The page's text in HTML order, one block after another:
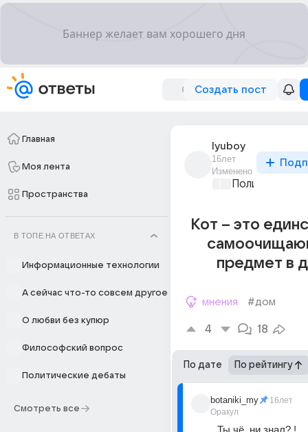
Создать пост
Главная
Моя лента
Пространства
В ТОПЕ НА ОТВЕТАХ
Информационные технологии
А сейчас что-то совсем другое
О любви без купюр
Философский вопрос
Политические дебаты
Смотреть все
lyuboy
16лет
Изменено
Кот – это
предмет в
мнения #дом
4 18
По дате По рейтингу
botaniki_my
Оракул
16лет
Ты чё, ни знал? !